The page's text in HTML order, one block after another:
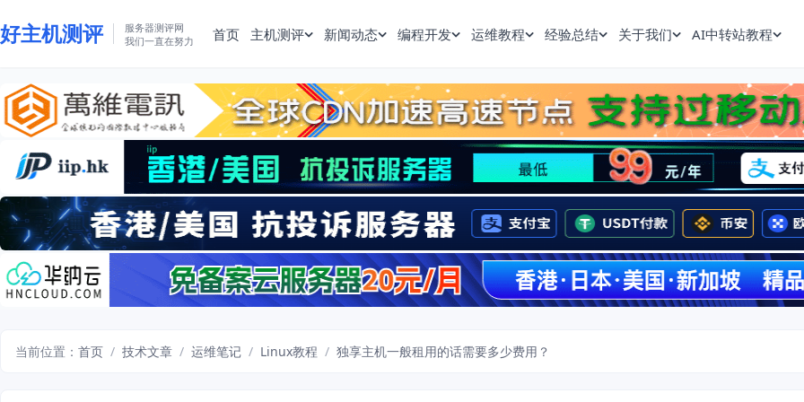
好主机测评
服务器测评网
我们一直在努力
首页 主机测评 新闻动态 编程开发 运维教程 经验总结 关于我们 AI中转站教程
当前位置： 首页 / 技术文章 / 运维笔记 / Linux教程 / 独享主机一般租用的话需要多少费用？